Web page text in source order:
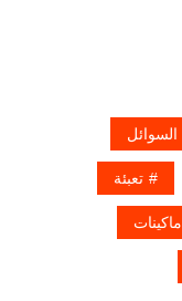
السوائل
تعبئة
ماكينات